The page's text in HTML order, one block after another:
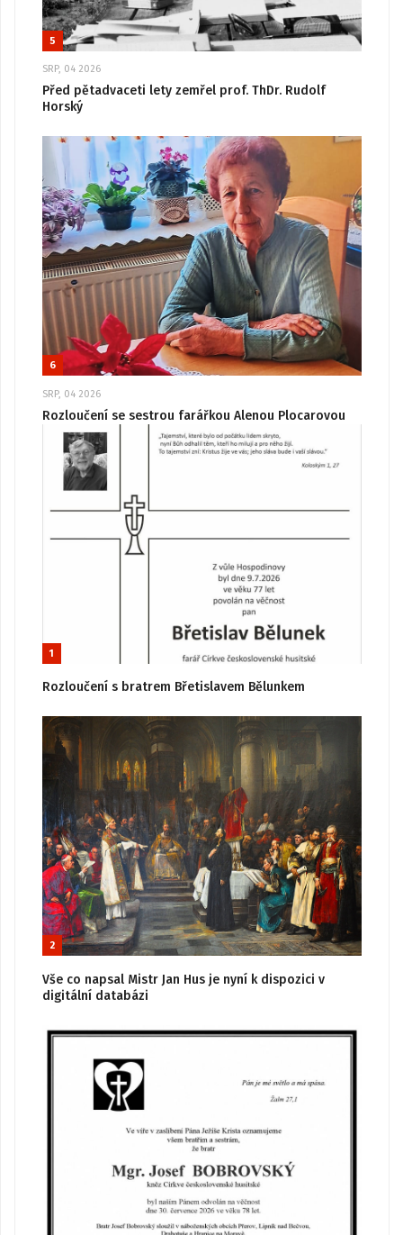
5
SRP, 04 2026
Před pětadvaceti lety zemřel prof. ThDr. Rudolf
Horský
6
SRP, 04 2026
Rozloučení se sestrou farářkou Alenou Plocarovou
1
Rozloučení s bratrem Břetislavem Bělunkem
2
Vše co napsal Mistr Jan Hus je nyní k dispozici v
digitální databázi